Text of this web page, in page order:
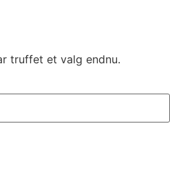
truffet et valg endnu.